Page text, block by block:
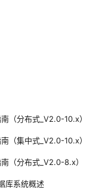
（分布式_V2.0-10.x）
（集中式_V2.0-10.x）
（分布式_V2.0-8.x）
库系统概述